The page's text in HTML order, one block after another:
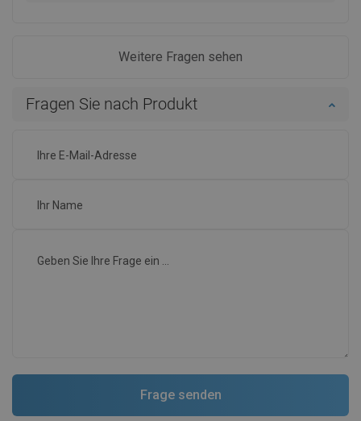
Weitere Fragen sehen
Fragen Sie nach Produkt